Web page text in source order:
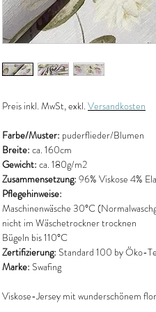
Preis inkl. MwSt, exkl. Versandkosten
Farbe/Muster: puderflieder/Blumen
Breite: ca. 160cm
Gewicht: ca. 180g/m2
Zusammensetzung: 96% Viskose 4%
Pflegehinweise:
Maschinenwäsche 30°C
nicht im Wäschetrockner trocknen
Bügeln bis 110°C
Zertifizierung: Standard 100 by Öko-
Marke: Swafing
Viskose-Jersey mit wunderschönem